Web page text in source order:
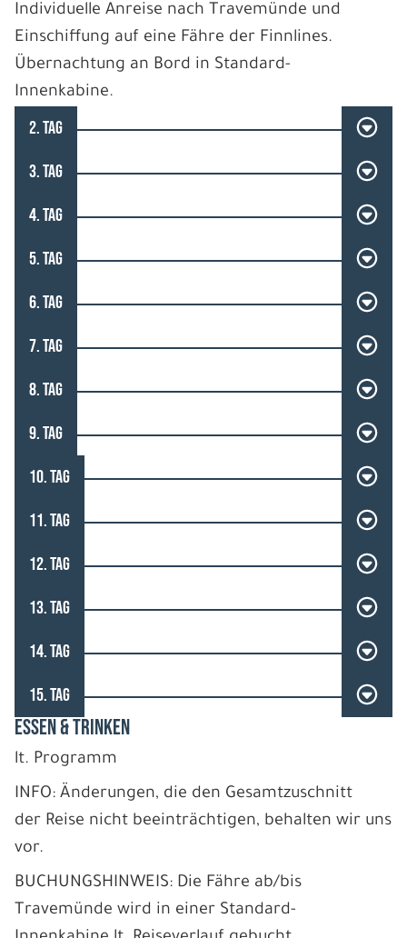
Individuelle Anreise nach Travemünde und
Einschiffung auf eine Fähre der Finnlines.
Übernachtung an Bord in Standard-
Innenkabine.
2. TAG
3. TAG
4. TAG
5. TAG
6. TAG
7. TAG
8. TAG
9. TAG
10. TAG
11. TAG
12. TAG
13. TAG
14. TAG
15. TAG
ESSEN & TRINKEN
lt. Programm
INFO: Änderungen, die den Gesamtzuschnitt
der Reise nicht beeinträchtigen, behalten wir uns
vor.
BUCHUNGSHINWEIS: Die Fähre ab/bis
Travemünde wird in einer Standard-